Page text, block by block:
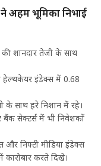
अहम भूमिका निभाई
शानदार तेजी के साथ
हेल्थकेयर इंडेक्स में 0.68
के साथ हरे निशान में रहे।
सेक्टर्स में भी निवेशकों
और निफ्टी मीडिया इंडेक्स
कारोबार करते दिखे।